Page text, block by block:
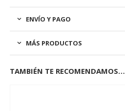
ENVÍO Y PAGO
MÁS PRODUCTOS
TAMBIÉN TE RECOMENDAMOS…